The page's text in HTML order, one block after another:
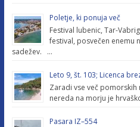
Poletje, ki ponuja več
Festival lubenic, Tar-
festival, posvečen enemu
sadežev. …
Leto 9, št. 103; Licenca
Zaradi vse več pomorskih
nereda na morju je
Pasara IZ–554